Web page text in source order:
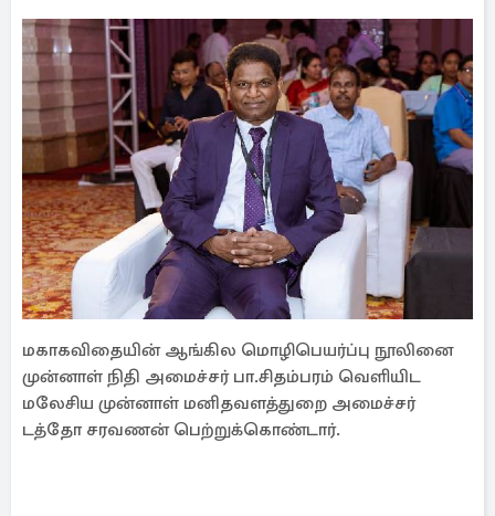
மகாகவிதையின் ஆங்கில மொழிபெயர்ப்பு நூலினை
முன்னாள் நிதி அமைச்சர் பா.சிதம்பரம் வெளியிட
மலேசிய முன்னாள் மனிதவளத்துறை அமைச்சர்
டத்தோ சரவணன் பெற்றுக்கொண்டார்.